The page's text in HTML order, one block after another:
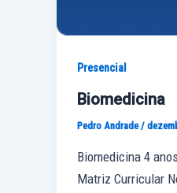
Presencial
Biomedicina
Pedro Andrade/
Biomedicina 4
Matriz Curricular